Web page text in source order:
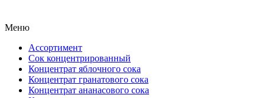
Меню
Ассортимент
Сок концентрированный
Концентрат яблочного сока
Концентрат гранатового сока
Концентрат ананасового сока